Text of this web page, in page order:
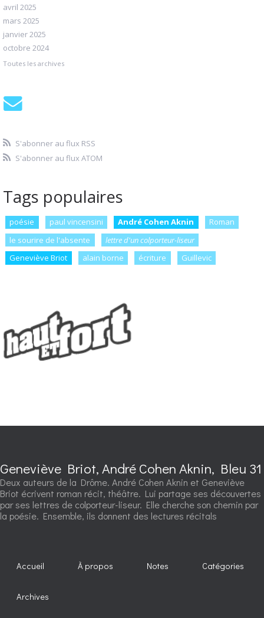
avril 2025
mars 2025
janvier 2025
octobre 2024
Toutes les archives
S'abonner au flux RSS
S'abonner au flux ATOM
Tags populaires
poésie paul vincensini André Cohen Aknin
Roman
le sourire de l'absente
lettre d'un colporteur-liseur
Geneviève Briot
alain borne écriture Guillevic
Geneviève Briot, André Cohen Aknin, Bleu 31
Deux auteurs de la Drôme. André Cohen Aknin et Geneviève
Briot écrivent roman récit, théâtre. Lui partage ses découvertes
par ses lettres de colporteur-liseur. Elle cherche son chemin par
la poésie. Ensemble, ils donnent des lectures récitals
Accueil À propos Notes Catégories
Archives